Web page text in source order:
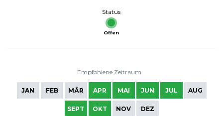
Status
Offen
Empfohlene Zeitraum
JAN FEB MÄR APR MAI JUN JUL AUG
SEPT OKT NOV DEZ